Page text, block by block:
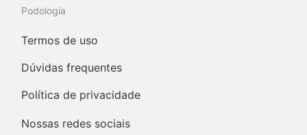
Podologia
Termos de uso
Dúvidas frequentes
Política de privacidade
Nossas redes sociais